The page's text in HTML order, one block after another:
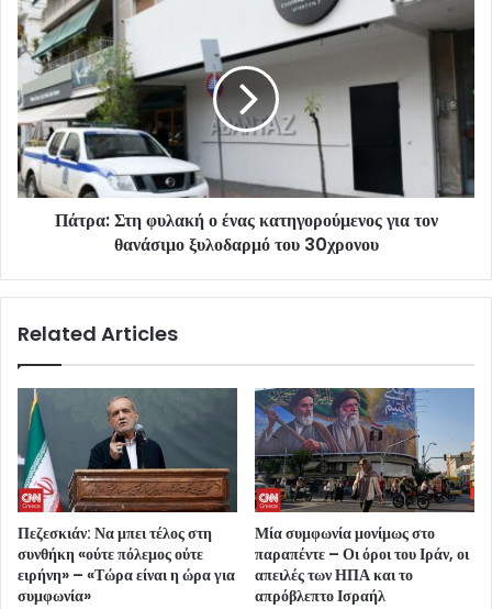
Πάτρα: Στη φυλακή ο ένας κατηγορούμενος για τον
θανάσιμο ξυλοδαρμό του 30χρονου
Related Articles
Πεζεσκιάν: Να μπει τέλος στη
συνθήκη «ούτε πόλεμος ούτε
ειρήνη» – «Τώρα είναι η ώρα για
συμφωνία»
Μία συμφωνία μονίμως στο
παραπέντε – Οι όροι του Ιράν, οι
απειλές των ΗΠΑ και το
απρόβλεπτο Ισραήλ